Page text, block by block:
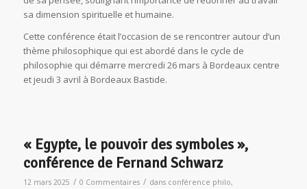
sa dimension spirituelle et humaine.
Cette conférence était l’occasion de se rencontrer autour d’un
thème philosophique qui est abordé dans le cycle de
philosophie qui démarre mercredi 26 mars à Bordeaux centre
et jeudi 3 avril à Bordeaux Bastide.
« Egypte, le pouvoir des symboles »,
conférence de Fernand Schwarz
12 mars 2025 / 0 Commentaires / dans conférence philo,